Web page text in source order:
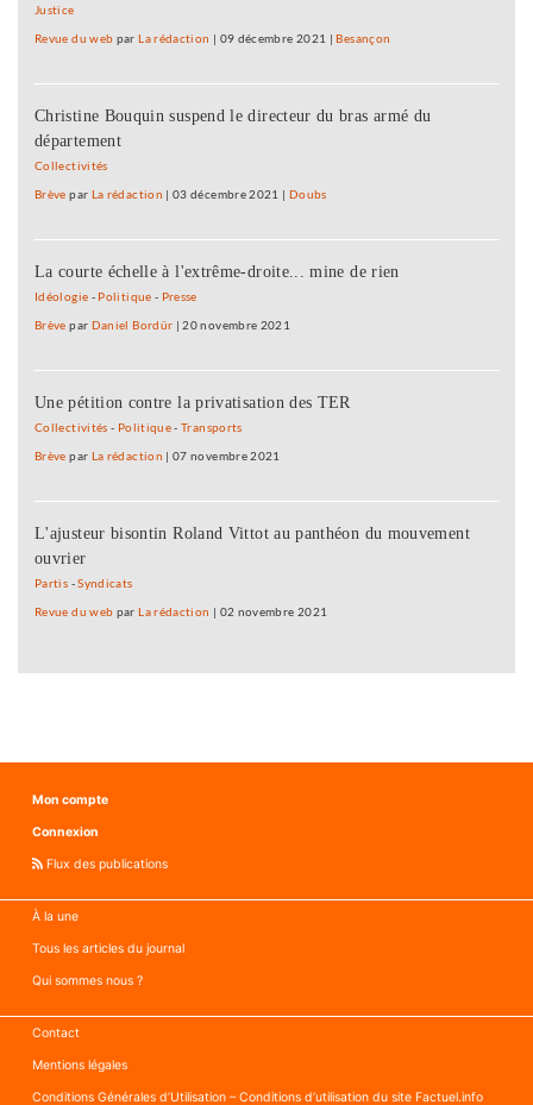
Justice
Revue du web par La rédaction 09 décembre 2021 Besançon
Christine Bouquin suspend le directeur du bras armé du
département
Collectivités
Brève par La rédaction |03 décembre 2021 Doubs
La courte échelle à l'extrême-droite... mine de rien
Idéologie - Politique - Presse
Brève par Daniel Bordür |20 novembre 2021
Une pétition contre la privatisation des TER
Collectivités - Politique-Transports
Brève par La rédaction |07 novembre 2021
L'ajusteur bisontin Roland Vittot au panthéon du mouvement
ouvrier
Partis -Syndicats
Revue du web par La rédaction 02 novembre 2021
Mon compte
Connexion
Flux des publications
À la une
Tous les articles du journal
Qui sommes nous ?
Contact
Mentions légales
Conditions Générales d’Utilisation – Conditions d’utilisation du site Factuel.info